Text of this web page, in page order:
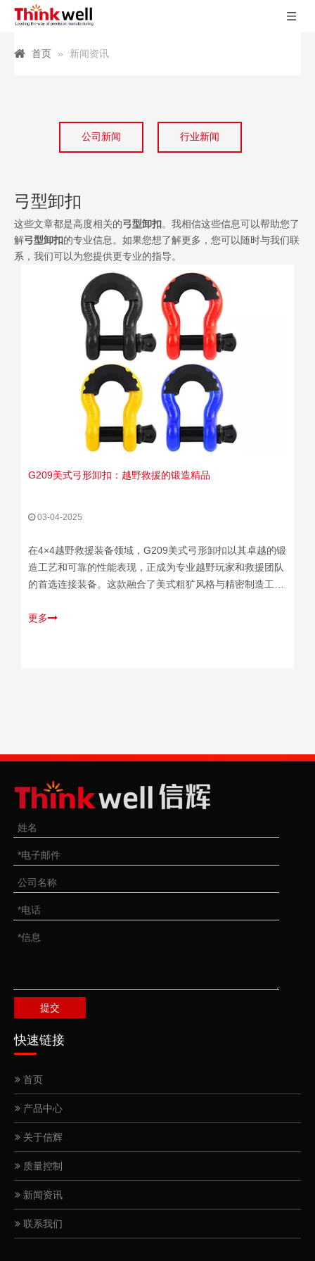
首页 » 新闻资讯
公司新闻 行业新闻
弓型卸扣
这些文章都是高度相关的弓型卸扣。我相信这些信息可以帮助您了
解弓型卸扣的专业信息。如果您想了解更多，您可以随时与我们联
系，我们可以为您提供更专业的指导。
G209美式弓形卸扣：越野救援的锻造精品
03-04-2025
在4×4越野救援装备领域，G209美式弓形卸扣以其卓越的锻
造工艺和可靠的性能表现，正成为专业越野玩家和救援团队
的首选连接装备。这款融合了美式粗犷风格与精密制造工艺
是G209系列的核心竞争力。采用45#钢锻造的本体配合
更多
提交
快速链接
首页
产品中心
关于信辉
质量控制
新闻资讯
联系我们